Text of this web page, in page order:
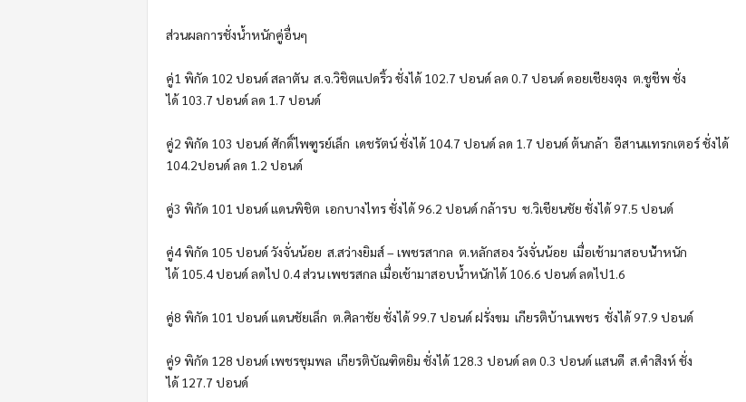
ส่วนผลการชั่งน้ำหนักคู่อื่นๆ
คู่1 พิกัด 102 ปอนด์ สลาตัน ส.จ.วิชิตแปดริ้ว ชั่งได้102.7 ปอนด์ ลด 0.7 ปอนด์ ดอยเชียงตุง ต.ชูชีพ ชั่ง
ได้103.7 ปอนด์ ลด 1.7 ปอนด์
คู่2 พิกัด 103 ปอนด์ ศักดิ์ไพฑูรย์เล็ก เดชรัตน์ ชั่งได้ 104.7 ปอนด์ ลด 1.7 ปอนด์ ต้นกล้า อีสานแทรกเตอร์ ชั่งได้
104.2ปอนด์ ลด 1.2 ปอนด์
คู่3 พิกัด 101 ปอนด์ แดนพิชิต เอกบางไทร ชั่งได้96.2 ปอนด์ กล้ารบ ช.วิเชียนชัย ชั่งได้97.5 ปอนด์
คู่4พิกัด 105 ปอนด์ วังจั่นน้อย ส.สว่างยิมส์– เพชรสากล ต.หลักสอง วังจั่นน้อย เมื่อเช้ามาสอบน้ำหนัก
ได้105.4ปอนด์ ลดไป 0.4ส่วน เพชรสกล เมื่อเช้ามาสอบน้ำหนักได้106.6 ปอนด์ ลดไป1.6
คู่8 พิกัด 101 ปอนด์ แดนชัยเล็ก ต.ศิลาชัย ชั่งได้99.7 ปอนด์ ฝรั่งขม เกียรติบ้านเพชร ชั่งได้97.9 ปอนด์
คู่9 พิกัด 128 ปอนด์ เพชรชุมพล เกียรติบัณฑิตยิม ชั่งได้128.3 ปอนด์ ลด 0.3 ปอนด์ แสนดี ส.คำสิงห์ ชั่ง
ได้127.7 ปอนด์